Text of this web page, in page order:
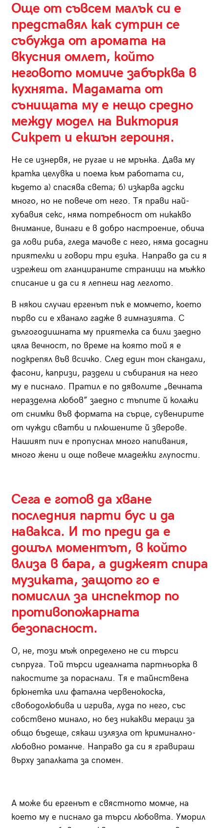
Още от съвсем малък си е
представял как сутрин се
събужда от аромата на
вкусния омлет, който
неговото момиче забърква в
кухнята. Мадамата от
сънищата му е нещо средно
между модел на Виктория
Сикрет и екшън героиня.
Не се изнервя, не ругае и не мрънка. Дава му
кратка целувка и поема към работата си,
където а) спасява света; б) изкарва адски
много, но не повече от него. Тя прави най-
хубавия секс, няма потребност от никакво
внимание, винаги е в добро настроение, обича
да лови риба, гледа мачове с него, няма досадни
приятелки и говори три езика. Направо да си я
изрежеш от гланцираните страници на мъжко
списание и да си я лепнеш над леглото.
В някои случаи ергенът пък е момчето, което
първо си е хванало гадже в гимназията. С
дългогодишната му приятелка са били заедно
цяла вечност, по време на която той я е
подкрепял във всичко. След един тон скандали,
фасони, капризи, раздели и събирания на него
му е писнало. Пратил е по дяволите „вечната
неразделна любов” заедно с тъпите й колажи
от снимки във формата на сърце, сувенирите
от чужди сватби и плюшените й зверове.
Нашият пич е пропуснал много напивания,
много жени и още повече младежки глупости.
Сега е готов да хване
последния парти бус и да
навакса. И то преди да е
дошъл моментът, в който
влиза в бара, а диджеят спира
музиката, защото го е
помислил за инспектор по
противопожарната
безопасност.
О, не, този мъж определено не си търси
съпруга. Той търси идеалната партньорка в
пакостите за пораснали. Тя е тайнствена
брюнетка или фатална червенокоска,
свободолюбива и игрива, луда по него, със
собствено минало, но без никакви мераци за
общо бъдеще, сякаш излязла от криминално-
любовно романче. Направо да си я гравираш
върху запалката за спомен.
А може би ергенът е свястното момче, на
което му е писнало да търси любовта. Уморил